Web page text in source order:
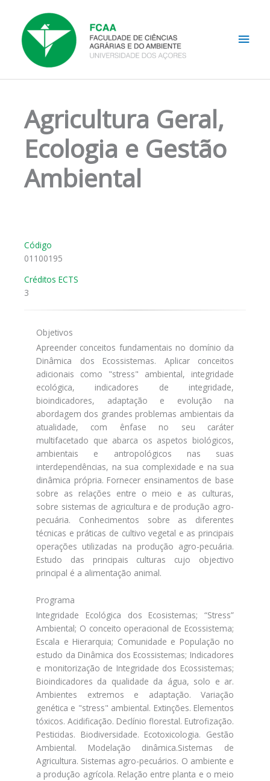
content
Agricultura Geral,
Ecologia e Gestão
Ambiental
Código
01100195
Créditos ECTS
3
Objetivos
Apreender conceitos fundamentais no domínio da
Dinâmica dos Ecossistemas. Aplicar conceitos
adicionais como "stress" ambiental, integridade
ecológica, indicadores de integridade,
bioindicadores, adaptação e evolução na
abordagem dos grandes problemas ambientais da
atualidade, com ênfase no seu caráter
multifacetado que abarca os aspetos biológicos,
ambientais e antropológicos nas suas
interdependências, na sua complexidade e na sua
dinâmica própria. Fornecer ensinamentos de base
sobre as relações entre o meio e as culturas,
sobre sistemas de agricultura e de produção agro-
pecuária. Conhecimentos sobre as diferentes
técnicas e práticas de cultivo vegetal e as principais
operações utilizadas na produção agro-pecuária.
Estudo das principais culturas cujo objectivo
principal é a alimentação animal.
Programa
Integridade Ecológica dos Ecosistemas; “Stress”
Ambiental; O conceito operacional de Ecossistema;
Escala e Hierarquia; Comunidade e População no
estudo da Dinâmica dos Ecossistemas; Indicadores
e monitorização de Integridade dos Ecossistemas;
Bioindicadores da qualidade da água, solo e ar.
Ambientes extremos e adaptação. Variação
genética e "stress" ambiental. Extinções. Elementos
tóxicos. Acidificação. Declínio florestal. Eutrofização.
Pesticidas. Biodiversidade. Ecotoxicologia. Gestão
Ambiental. Modelação dinâmica.Sistemas de
Agricultura. Sistemas agro-pecuários. O ambiente e
a produção agrícola. Relação entre planta e o meio